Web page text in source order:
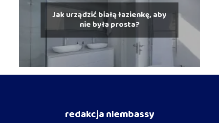
Jak urządzić białą łazienkę, aby
nie była prosta?
redakcja nlembassy